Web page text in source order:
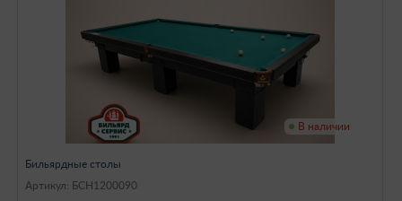
В наличии
Бильярдные столы
Артикул: БСН1200090